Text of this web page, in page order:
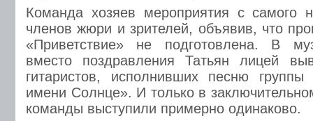
Команда хозяев мероприятия с самого
членов жюри и зрителей, объявив, что
«Приветствие» не подготовлена. В
вместо поздравления Татьян лицей
гитаристов, исполнивших песню
имени Солнце». И только в
команды выступили примерно одинаково.